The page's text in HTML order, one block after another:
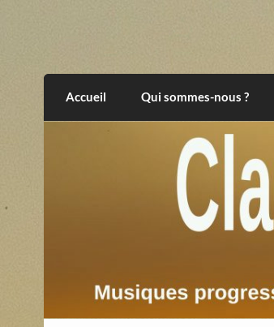
Clair et Obscur
Accueil Qui sommes-nous ?